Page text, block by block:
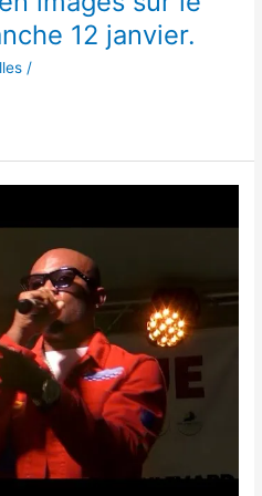
12 janvier.
/